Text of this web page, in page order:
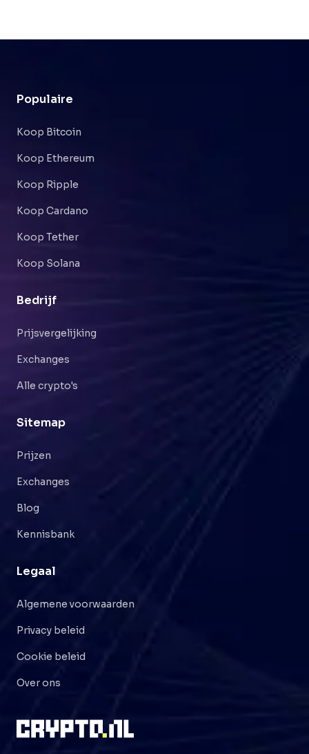
Populaire
Koop Bitcoin
Koop Ethereum
Koop Ripple
Koop Cardano
Koop Tether
Koop Solana
Bedrijf
Prijsvergelijking
Exchanges
Alle crypto's
Sitemap
Prijzen
Exchanges
Blog
Kennisbank
Legaal
Algemene voorwaarden
Privacy beleid
Cookie beleid
Over ons